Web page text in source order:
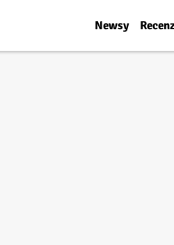
Newsy